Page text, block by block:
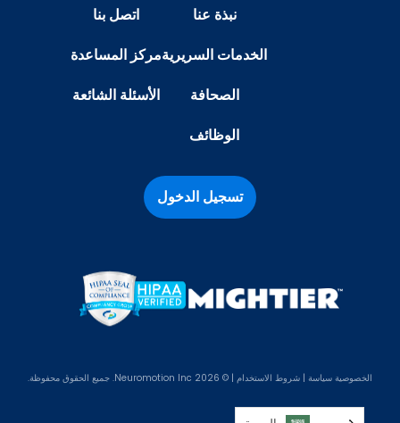
نبذة عنا
الخدمات السريرية
الصحافة
الوظائف
اتصل بنا
مركز المساعدة
الأسئلة الشائعة
تسجيل الدخول
الخصوصية سياسة | شروط الاستخدام | © 2026 Neuromotion Inc. جميع الحقوق محفوظة.